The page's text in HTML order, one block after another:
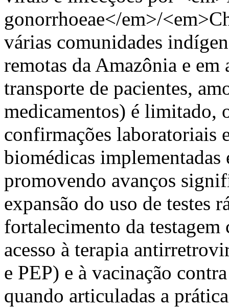
gonorrhoeae</em>/
várias comunidades
remotas da Amazônia e
transporte de pacientes,
medicamentos) é limitado,
confirmações laboratoriais
biomédicas
promovendo avanços
expansão do uso de testes
fortalecimento da
acesso à terapia
e PEP) e à vacinação
quando articuladas a